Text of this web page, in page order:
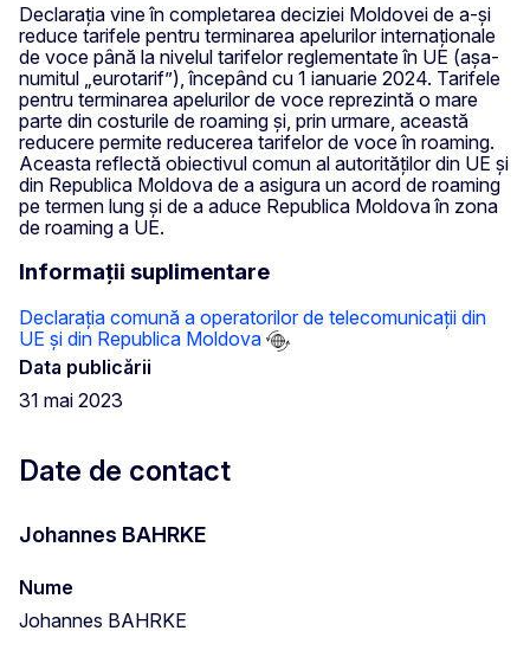
Declarația vine în completarea deciziei Moldovei de a-și
reduce tarifele pentru terminarea apelurilor internaționale
de voce până la nivelul tarifelor reglementate în UE (așa-
numitul „eurotarif”), începând cu 1 ianuarie 2024. Tarifele
pentru terminarea apelurilor de voce reprezintă o mare
parte din costurile de roaming și, prin urmare, această
reducere permite reducerea tarifelor de voce în roaming.
Aceasta reflectă obiectivul comun al autorităților din UE și
din Republica Moldova de a asigura un acord de roaming
pe termen lung și de a aduce Republica Moldova în zona
de roaming a UE.
Informații suplimentare
Declarația comună a operatorilor de telecomunicații din
UE și din Republica Moldova
Data publicării
31 mai 2023
Date de contact
Johannes BAHRKE
Nume
Johannes BAHRKE